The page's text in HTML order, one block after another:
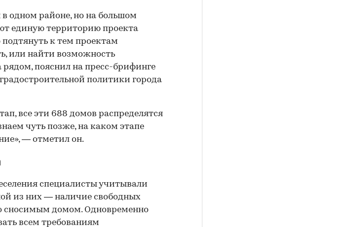
одном районе, но на большом
единую территорию проекта
к тем проектам
или найти возможность
пояснил на пресс-брифинге
политики города
все эти 688 домов распределятся
чуть позже, на каком этапе
— отметил он.
специалисты учитывали
из них — наличие свободных
сносимым домом. Одновременно
всем требованиям